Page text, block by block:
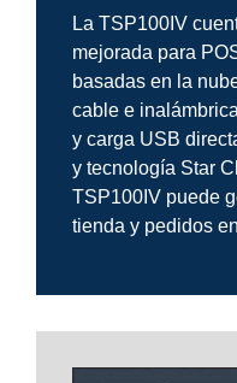
La TSP100IV
mejorada para
basadas en la
cable e
y carga USB
y tecnología Star
TSP100IV puede
tienda y pedidos